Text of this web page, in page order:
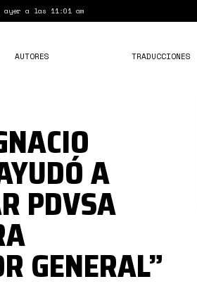
ayer a las 11:01 am
AUTORES TRADUCCIONES
A
PDVSA
GENERAL”